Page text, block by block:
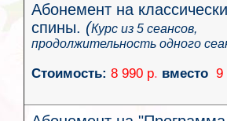
Абонемент на
спины. (Курс из 5 сеансов,
продолжительность одного
Стоимость: 8 990 р. вместо 9